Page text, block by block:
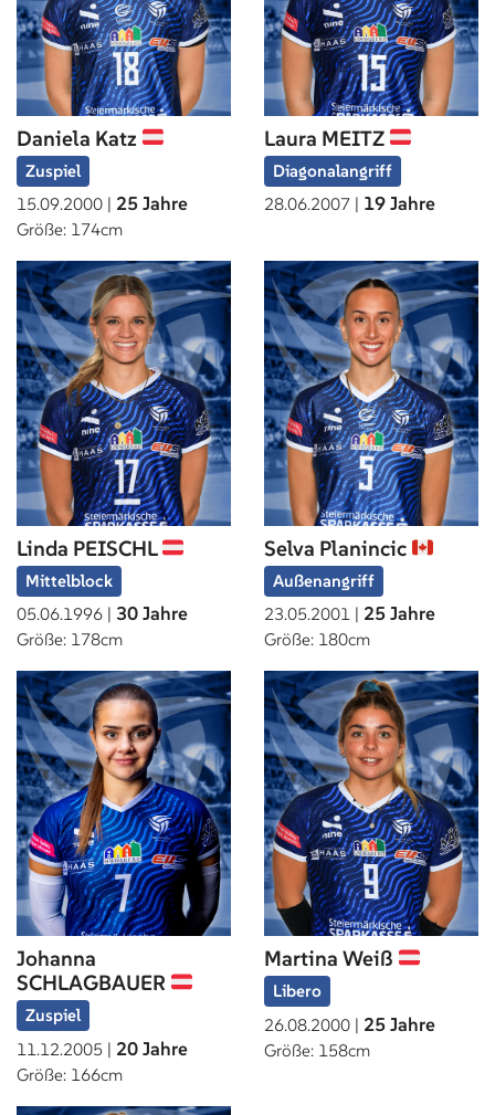
Daniela Katz
Zuspiel
15.09.2000 | 25 Jahre
Größe: 174cm
Laura MEITZ
Diagonalangriff
28.06.2007 | 19 Jahre
Linda PEISCHL
Mittelblock
05.06.1996 | 30 Jahre
Größe: 178cm
Selva Planincic
Außenangriff
23.05.2001 | 25 Jahre
Größe: 180cm
Johanna
SCHLAGBAUER
Zuspiel
11.12.2005 | 20 Jahre
Größe: 166cm
Martina Weiß
Libero
26.08.2000 | 25 Jahre
Größe: 158cm